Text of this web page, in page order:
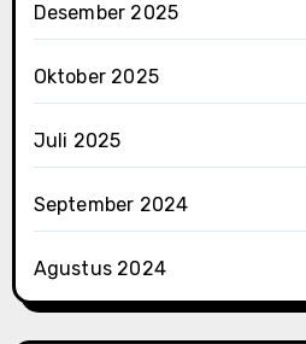
Desember 2025
Oktober 2025
Juli 2025
September 2024
Agustus 2024